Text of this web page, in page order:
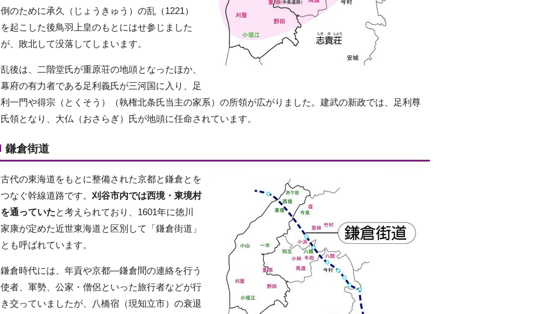
倒のために承久（じょうきゅう）の乱（1221）
を起こした後鳥羽上皇のもとにはせ参じました
が、敗北して没落してしまいます。
乱後は、二階堂氏が重原荘の地頭となったほか、
幕府の有力者である足利義氏が三河国に入り、足
利一門や得宗（とくそう）（執権北条氏当主の家系）の所領が広がりました。建武の新政では、足利尊
氏領となり、大仏（おさらぎ）氏が地頭に任命されています。
鎌倉街道
古代の東海道をもとに整備された京都と鎌倉とを
つなぐ幹線道路です。 刈谷市内では西境・東境村
を通っていたと考えられており、1601年に徳川
家康が定めた近世東海道と区別して「鎌倉街道」
とも呼ばれています。
鎌倉時代には、年貢や京都―鎌倉間の連絡を行う
使者、軍勢、公家・僧侶といった旅行者などが行
き交っていましたが、八橋宿（現知立市）の衰退